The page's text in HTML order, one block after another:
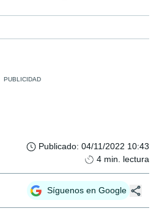
Publicado: 04/11/2022 10:43
4 min. lectura
Síguenos en Google